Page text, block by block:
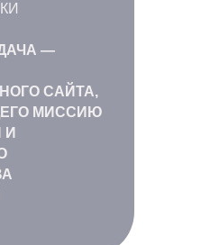
—
САЙТА,
МИССИЮ
И